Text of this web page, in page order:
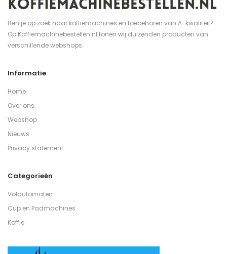
Ben je op zoek naar koffiemachines en toebehoren van A-kwaliteit?
Op Koffiemachinebestellen.nl tonen wij duizenden producten van
verschillende webshops.
Informatie
Home
Over ons
Webshop
Nieuws
Privacy statement
Categorieën
Volautomaten
Cup en Padmachines
Koffie